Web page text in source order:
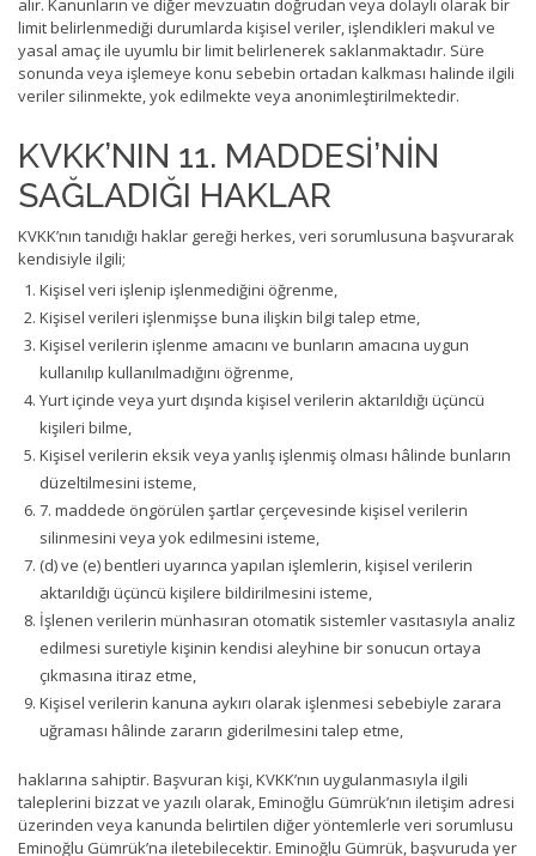
alır. Kanunların ve diğer mevzuatın doğrudan veya dolaylı olarak bir
limit belirlenmediği durumlarda kişisel veriler, işlendikleri makul ve
yasal amaç ile uyumlu bir limit belirlenerek saklanmaktadır. Süre
sonunda veya işlemeye konu sebebin ortadan kalkması halinde ilgili
veriler silinmekte, yok edilmekte veya anonimleştirilmektedir.
KVKK’NIN 11. MADDESİ’NİN
SAĞLADIĞI HAKLAR
KVKK’nın tanıdığı haklar gereği herkes, veri sorumlusuna başvurarak
kendisiyle ilgili;
Kişisel veri işlenip işlenmediğini öğrenme,
Kişisel verileri işlenmişse buna ilişkin bilgi talep etme,
Kişisel verilerin işlenme amacını ve bunların amacına uygun
kullanılıp kullanılmadığını öğrenme,
Yurt içinde veya yurt dışında kişisel verilerin aktarıldığı üçüncü
kişileri bilme,
Kişisel verilerin eksik veya yanlış işlenmiş olması hâlinde bunların
düzeltilmesini isteme,
7. maddede öngörülen şartlar çerçevesinde kişisel verilerin
silinmesini veya yok edilmesini isteme,
(d) ve (e) bentleri uyarınca yapılan işlemlerin, kişisel verilerin
aktarıldığı üçüncü kişilere bildirilmesini isteme,
İşlenen verilerin münhasıran otomatik sistemler vasıtasıyla analiz
edilmesi suretiyle kişinin kendisi aleyhine bir sonucun ortaya
çıkmasına itiraz etme,
Kişisel verilerin kanuna aykırı olarak işlenmesi sebebiyle zarara
uğraması hâlinde zararın giderilmesini talep etme,
haklarına sahiptir. Başvuran kişi, KVKK’nın uygulanmasıyla ilgili
taleplerini bizzat ve yazılı olarak, Eminoğlu Gümrük’nın iletişim adresi
üzerinden veya kanunda belirtilen diğer yöntemlerle veri sorumlusu
Eminoğlu Gümrük’na iletebilecektir. Eminoğlu Gümrük, başvuruda yer